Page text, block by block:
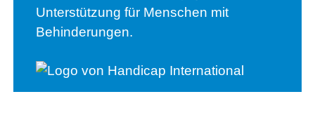
Unterstützung für Menschen mit
Behinderungen.